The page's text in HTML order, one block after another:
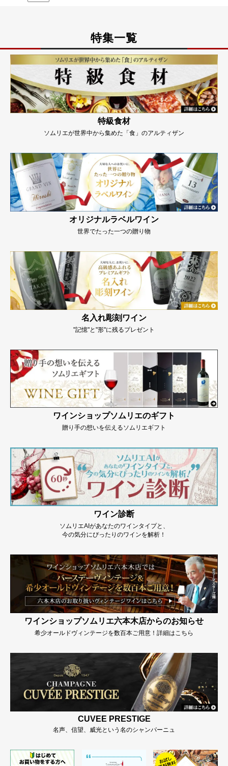
特集一覧
特級食材
ソムリエが世界中から集めた「食」のアルティザン
オリジナルラベルワイン
世界でたった一つの贈り物
名入れ彫刻ワイン
"記憶"と"形"に残るプレゼント
ワインショップソムリエのギフト
贈り手の想いを伝えるソムリエギフト
ワイン診断
ソムリエAIがあなたのワインタイプと、
今の気分にぴったりのワインを解析！
ワインショップソムリエ六本木店からのお知らせ
希少オールドヴィンテージを数百本ご用意！詳細はこちら
CUVEE PRESTIGE
名声、信望、威光という名のシャンパーニュ